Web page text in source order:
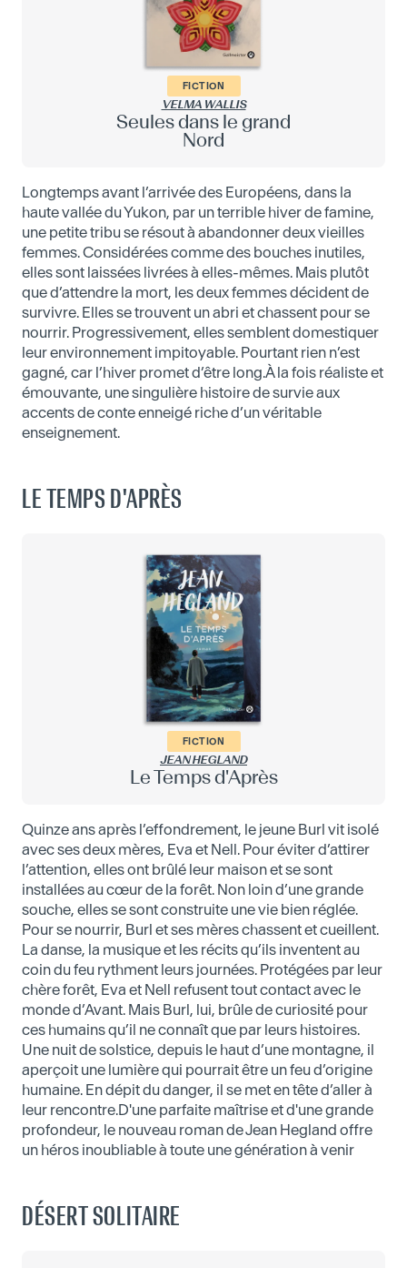
FICTION
VELMA WALLIS
Seules dans le grand
Nord
Longtemps avant l’arrivée des Européens, dans la
haute vallée du Yukon, par un terrible hiver de famine,
une petite tribu se résout à abandonner deux vieilles
femmes. Considérées comme des bouches inutiles,
elles sont laissées livrées à elles-mêmes. Mais plutôt
que d’attendre la mort, les deux femmes décident de
survivre. Elles se trouvent un abri et chassent pour se
nourrir. Progressivement, elles semblent domestiquer
leur environnement impitoyable. Pourtant rien n’est
gagné, car l’hiver promet d’être long.À la fois réaliste et
émouvante, une singulière histoire de survie aux
accents de conte enneigé riche d’un véritable
enseignement.
LE TEMPS D'APRÈS
FICTION
JEAN HEGLAND
Le Temps d'Après
Quinze ans après l’effondrement, le jeune Burl vit isolé
avec ses deux mères, Eva et Nell. Pour éviter d’attirer
l’attention, elles ont brûlé leur maison et se sont
installées au cœur de la forêt. Non loin d’une grande
souche, elles se sont construite une vie bien réglée.
Pour se nourrir, Burl et ses mères chassent et cueillent.
La danse, la musique et les récits qu’ils inventent au
coin du feu rythment leurs journées. Protégées par leur
chère forêt, Eva et Nell refusent tout contact avec le
monde d’Avant. Mais Burl, lui, brûle de curiosité pour
ces humains qu’il ne connaît que par leurs histoires.
Une nuit de solstice, depuis le haut d’une montagne, il
aperçoit une lumière qui pourrait être un feu d’origine
humaine. En dépit du danger, il se met en tête d’aller à
leur rencontre.D'une parfaite maîtrise et d'une grande
profondeur, le nouveau roman de Jean Hegland offre
un héros inoubliable à toute une génération à venir
DÉSERT SOLITAIRE